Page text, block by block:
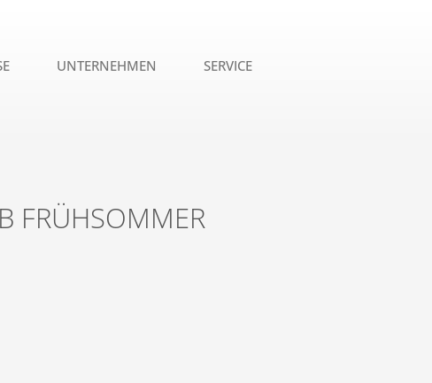
UNTERNEHMEN SERVICE
FRÜHSOMMER